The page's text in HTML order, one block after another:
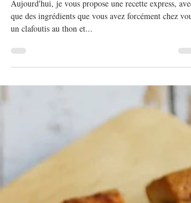
Clafoutis au thon et aux oignons
Aujourd'hui, je vous propose une recette express, avec
que des ingrédients que vous avez forcément chez
un clafoutis au thon et...